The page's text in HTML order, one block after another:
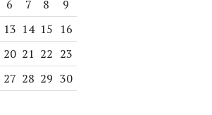
6 7 8
9
13 14 15 16
20 21 22 23
27 28 29 30